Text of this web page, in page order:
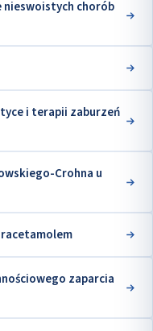
chorób
i terapii zaburzeń
Crohna u
zaparcia